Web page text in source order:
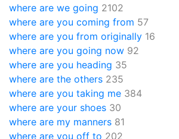
where are we going 2102
where are you coming from 57
where are you from originally 16
where are you going now 92
where are you heading 35
where are the others 235
where are you taking me 384
where are your shoes 30
where are my manners 81
where are you off to 202